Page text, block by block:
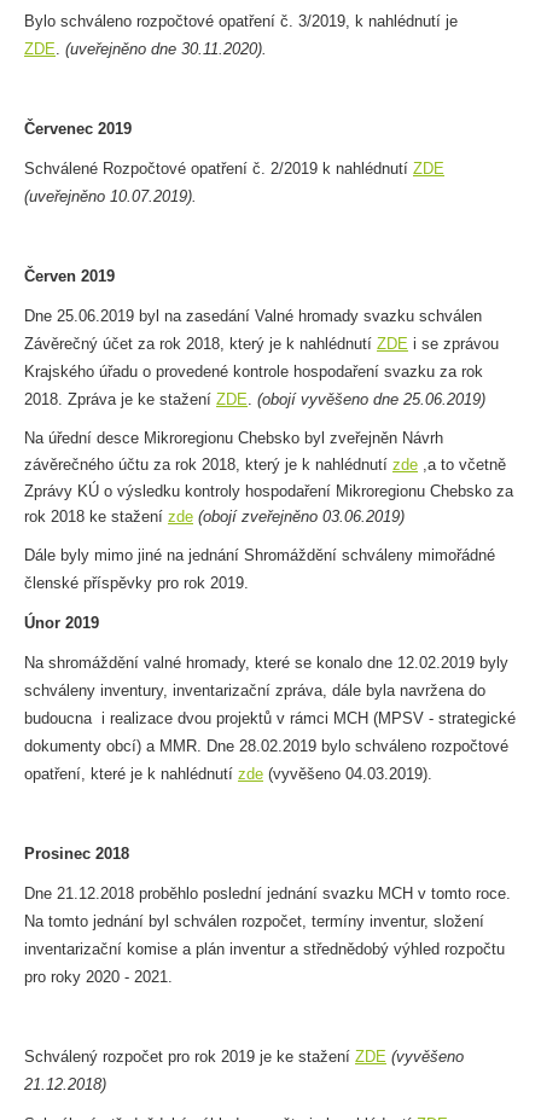
Bylo schváleno rozpočtové opatření č. 3/2019, k nahlédnutí je
ZDE. (uveřejněno dne 30.11.2020).
Červenec 2019
Schválené Rozpočtové opatření č. 2/2019 k nahlédnutí ZDE
(uveřejněno 10.07.2019).
Červen 2019
Dne 25.06.2019 byl na zasedání Valné hromady svazku schválen
Závěrečný účet za rok 2018, který je k nahlédnutí ZDE i se zprávou
Krajského úřadu o provedené kontrole hospodaření svazku za rok
2018. Zpráva je ke stažení ZDE. (obojí vyvěšeno dne 25.06.2019)
Na úřední desce Mikroregionu Chebsko byl zveřejněn Návrh
závěrečného účtu za rok 2018, který je k nahlédnutí zde ,a to včetně
Zprávy KÚ o výsledku kontroly hospodaření Mikroregionu Chebsko za
rok 2018 ke stažení zde (obojí zveřejněno 03.06.2019)
Dále byly mimo jiné na jednání Shromáždění schváleny mimořádné
členské příspěvky pro rok 2019.
Únor 2019
Na shromáždění valné hromady, které se konalo dne 12.02.2019 byly
schváleny inventury, inventarizační zpráva, dále byla navržena do
budoucna i realizace dvou projektů v rámci MCH (MPSV - strategické
dokumenty obcí) a MMR. Dne 28.02.2019 bylo schváleno rozpočtové
opatření, které je k nahlédnutí zde (vyvěšeno 04.03.2019).
Prosinec 2018
Dne 21.12.2018 proběhlo poslední jednání svazku MCH v tomto roce.
Na tomto jednání byl schválen rozpočet, termíny inventur, složení
inventarizační komise a plán inventur a střednědobý výhled rozpočtu
pro roky 2020 - 2021.
Schválený rozpočet pro rok 2019 je ke stažení ZDE (vyvěšeno
21.12.2018)